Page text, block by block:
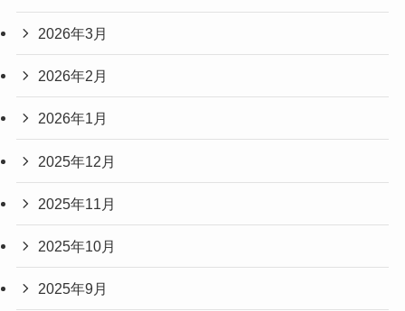
2026年3月
2026年2月
2026年1月
2025年12月
2025年11月
2025年10月
2025年9月